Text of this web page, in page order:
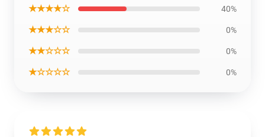
★★★★☆ 40%
★★★☆☆ 0%
★★☆☆☆ 0%
★☆☆☆☆ 0%